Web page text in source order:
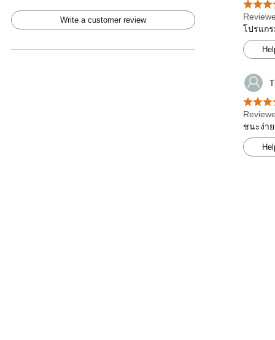
Write a customer review
โปรแก
ชนะง่า